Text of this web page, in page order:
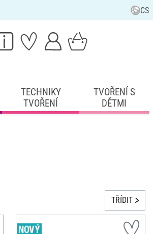
CS
TECHNIKY
TVOŘENÍ
TVOŘENÍ S
DĚTMI
TŘÍDIT